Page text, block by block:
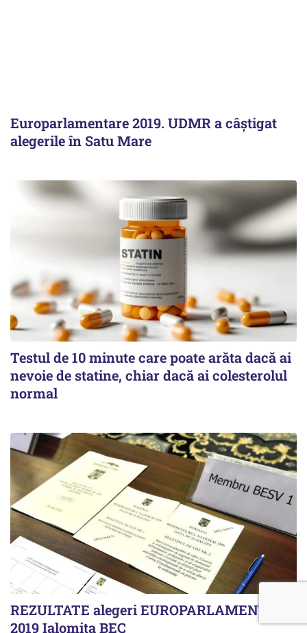
Europarlamentare 2019. UDMR a câștigat
alegerile în Satu Mare
Testul de 10 minute care poate arăta dacă ai
nevoie de statine, chiar dacă ai colesterolul
normal
REZULTATE alegeri EUROPARLAMENTARE
2019 Ialomita BEC